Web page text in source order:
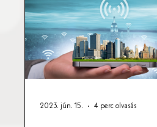
2023. jún. 15. 4 perc olvasás